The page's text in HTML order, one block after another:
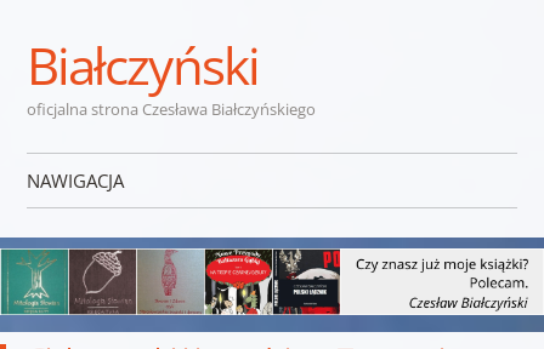
Białczyński
oficjalna strona Czesława Białczyńskiego
NAWIGACJA